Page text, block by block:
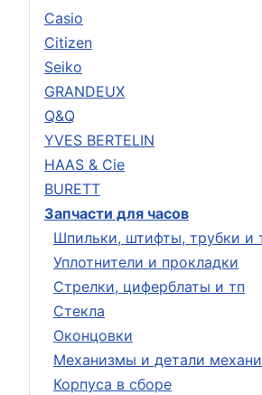
Casio
Citizen
Seiko
GRANDEUX
Q&Q
YVES BERTELIN
HAAS & Cie
BURETT
Запчасти для часов
Шпильки, штифты, трубки и
Уплотнители и прокладки
Стрелки, циферблаты и тп
Стекла
Оконцовки
Механизмы и детали
Корпуса в сборе